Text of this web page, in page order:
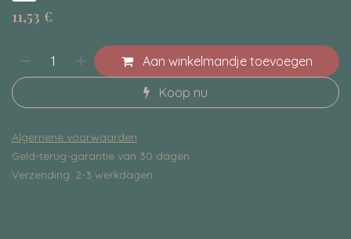
11,53 €
Aan winkelmandje toevoegen
Koop nu
Algemene voorwaarden
Geld-terug-garantie van 30 dagen
Verzending: 2-3 werkdagen